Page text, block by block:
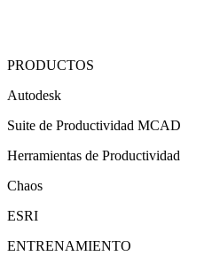
PRODUCTOS
Autodesk
Suite de Productividad MCAD
Herramientas de Productividad
Chaos
ESRI
ENTRENAMIENTO